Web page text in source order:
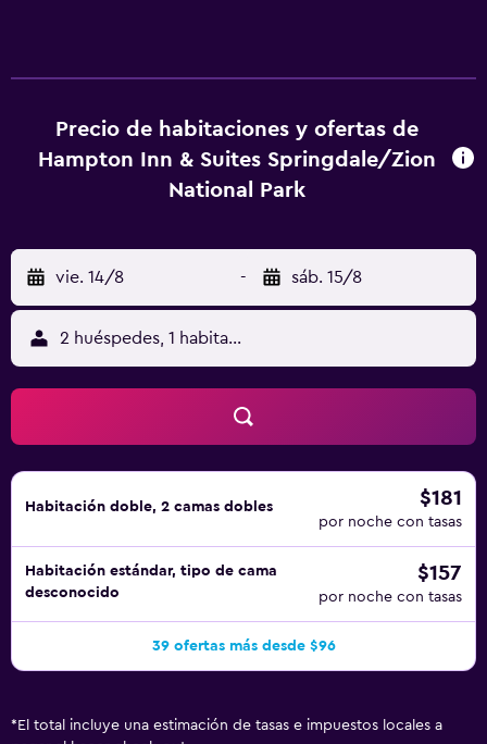
Precio de habitaciones y ofertas de
Hampton Inn & Suites Springdale/Zion
National Park
vie. 14/8 - sáb. 15/8
2 huéspedes, 1 habitación
Habitación doble, 2 camas dobles $181
por noche con tasas
Habitación estándar, tipo de cama
desconocido
$157
por noche con tasas
39 ofertas más desde $96
* El total incluye una estimación de tasas e impuestos locales a